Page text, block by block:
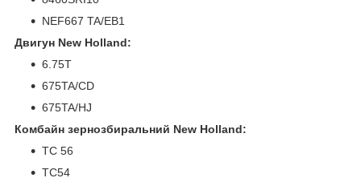
NEF667 TA/EB1
Двигун New Holland:
6.75T
675TA/CD
675TA/HJ
Комбайн зернозбиральний New Holland:
TC 56
TC54